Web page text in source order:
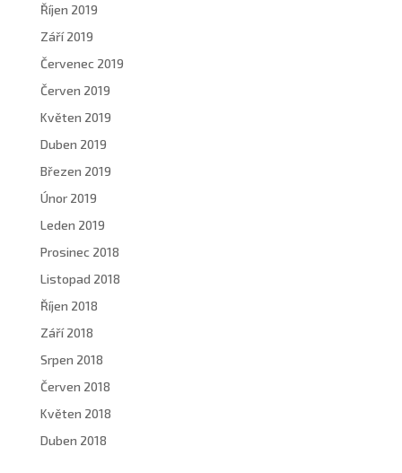
Říjen 2019
Září 2019
Červenec 2019
Červen 2019
Květen 2019
Duben 2019
Březen 2019
Únor 2019
Leden 2019
Prosinec 2018
Listopad 2018
Říjen 2018
Září 2018
Srpen 2018
Červen 2018
Květen 2018
Duben 2018